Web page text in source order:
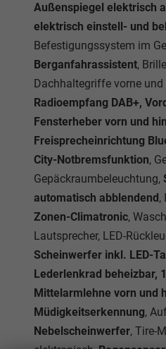
Außenspiegel elektrisch
elektrisch einstell- und
Befestigungssystem im
Berganfahrassistent,
Dachhaltegriffe vorne und
Radioempfang DAB+,
Fensterheber vorn und
Freisprecheinrichtung
City-Notbremsfunktion,
Gepäckraumbeleuchtung,
automatisch abblendend,
Zonen-Climatronic,
Lautsprecher, LED-
Scheinwerfer inkl. LED-
Lederlenkrad beheizbar,
Mittelarmlehne vorn und
Müdigkeitserkennung,
Nebelscheinwerfer, Tire-